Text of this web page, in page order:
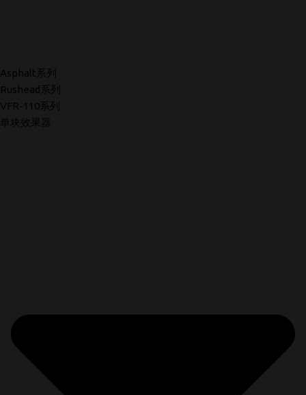
Asphalt系列
Rushead系列
VFR-110系列
单块效果器